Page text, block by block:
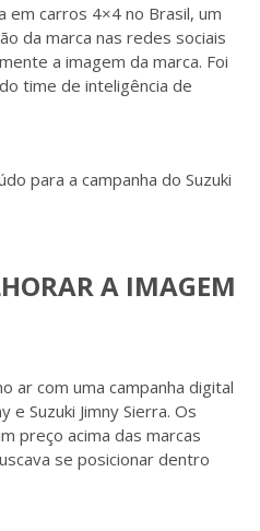
em carros 4×4 no Brasil, um
da marca nas redes sociais
a imagem da marca. Foi
time de inteligência de
para a campanha do Suzuki
A IMAGEM
ar com uma campanha digital
e Suzuki Jimny Sierra. Os
preço acima das marcas
se posicionar dentro